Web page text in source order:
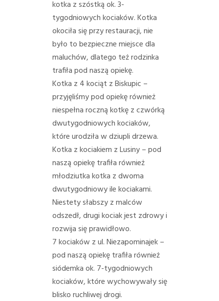
kotka z szóstką ok. 3-
tygodniowych kociaków. Kotka
okociła się przy restauracji, nie
było to bezpieczne miejsce dla
maluchów, dlatego też rodzinka
trafiła pod naszą opiekę.
Kotka z 4 kociąt z Biskupic –
przyjęliśmy pod opiekę również
niespełna roczną kotkę z czwórką
dwutygodniowych kociaków,
które urodziła w dziupli drzewa.
Kotka z kociakiem z Lusiny – pod
naszą opiekę trafiła również
młodziutka kotka z dwoma
dwutygodniowy ile kociakami.
Niestety słabszy z malców
odszedł, drugi kociak jest zdrowy i
rozwija się prawidłowo.
7 kociaków z ul. Niezapominajek –
pod naszą opiekę trafiła również
siódemka ok. 7-tygodniowych
kociaków, które wychowywały się
blisko ruchliwej drogi.